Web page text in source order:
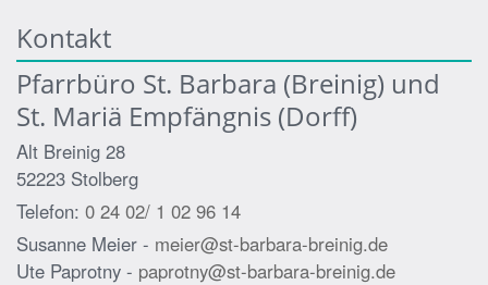
Kontakt
Pfarrbüro St. Barbara (Breinig) und
St. Mariä Empfängnis (Dorff)
Alt Breinig 28
52223 Stolberg
Telefon: 0 24 02/ 1 02 96 14
Susanne Meier - meier@st-barbara-breinig.de
Ute Paprotny - paprotny@st-barbara-breinig.de